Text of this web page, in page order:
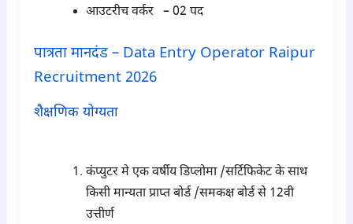
आउटरीच वर्कर – 02 पद
पात्रता मानदंड – Data Entry Operator Raipur
Recruitment 2026
शैक्षणिक योग्यता
कंप्युटर मे एक वर्षीय डिप्लोमा /सर्टिफिकेट के साथ
किसी मान्यता प्राप्त बोर्ड /समकक्ष बोर्ड से 12वी
उत्तीर्ण